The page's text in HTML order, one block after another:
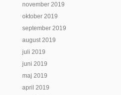
november 2019
oktober 2019
september 2019
august 2019
juli 2019
juni 2019
maj 2019
april 2019